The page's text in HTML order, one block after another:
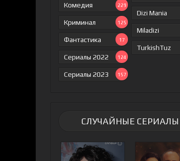
Комедия 229
Криминал 125
Фантастика 17
Сериалы 2022 124
Сериалы 2023 157
Dizi Mania
Miladizi
TurkishTuz
СЛУЧАЙНЫЕ СЕРИАЛЫ